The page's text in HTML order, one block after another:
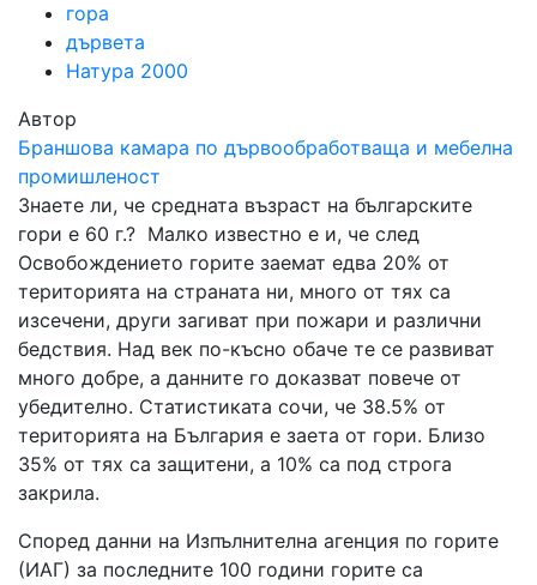
гора
дървета
Натура 2000
Автор
Браншова камара по дървообработваща и мебелна
промишленост
Знаете ли, че средната възраст на българските
гори е 60 г.? Малко известно е и, че след
Освобождението горите заемат едва 20% от
територията на страната ни, много от тях са
изсечени, други загиват при пожари и различни
бедствия. Над век по-късно обаче те се развиват
много добре, а данните го доказват повече от
убедително. Статистиката сочи, че 38.5% от
територията на България е заета от гори. Близо
35% от тях са защитени, а 10% са под строга
закрила.
Според данни на Изпълнителна агенция по горите
(ИАГ) за последните 100 години горите са